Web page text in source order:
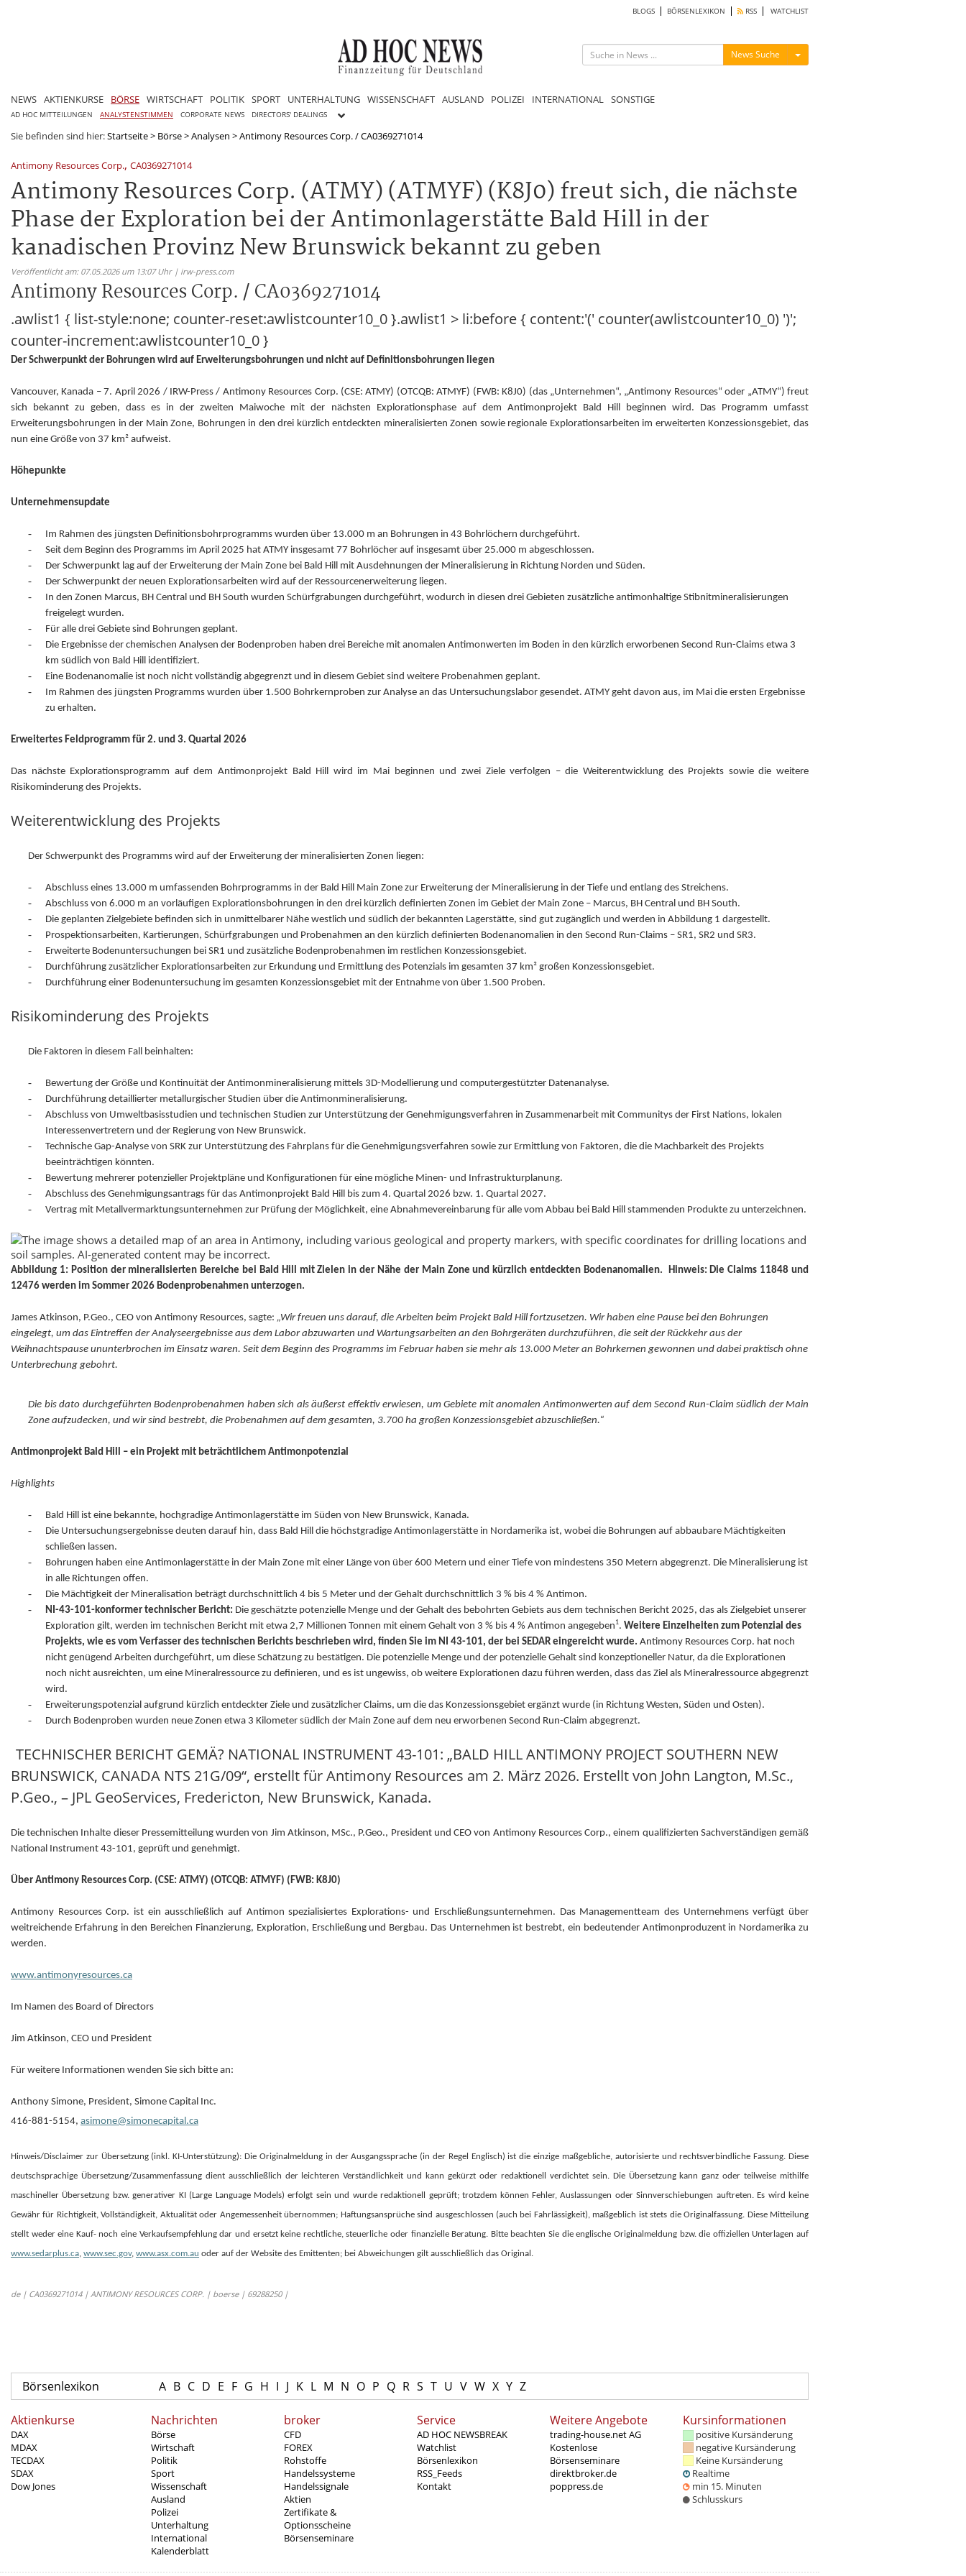
BLOGS BÖRSENLEXIKON RSS WATCHLIST
News Suche Menü ein-/ausblenden
NEWS AKTIENKURSE BÖRSE WIRTSCHAFT POLITIK SPORT UNTERHALTUNG WISSENSCHAFT AUSLAND POLIZEI INTERNATIONAL SONSTIGE
AD HOC MITTEILUNGEN ANALYSTENSTIMMEN CORPORATE NEWS DIRECTORS' DEALINGS
Sie befinden sind hier:Startseite> Börse>Analysen >Antimony Resources Corp. / CA0369271014
Antimony Resources Corp., CA0369271014
Antimony Resources Corp. (ATMY) (ATMYF) (K8J0) freut sich, die nächste
Phase der Exploration bei der Antimonlagerstätte Bald Hill in der
kanadischen Provinz New Brunswick bekannt zu geben
Veröffentlicht am: 07.05.2026 um 13:07 Uhr | irw-press.com
Antimony Resources Corp. / CA0369271014
.awlist1 { list-style:none; counter-reset:awlistcounter10_0 }.awlist1 > li:before { content:'(' counter(awlistcounter10_0) ')';
counter-increment:awlistcounter10_0 }
Der Schwerpunkt der Bohrungen wird auf Erweiterungsbohrungen und nicht auf Definitionsbohrungen liegen
Vancouver, Kanada – 7. April 2026 / IRW-Press / Antimony Resources Corp. (CSE: ATMY) (OTCQB: ATMYF) (FWB: K8J0) (das „Unternehmen“, „Antimony Resources“ oder „ATMY“) freut
sich bekannt zu geben, dass es in der zweiten Maiwoche mit der nächsten Explorationsphase auf dem Antimonprojekt Bald Hill beginnen wird. Das Programm umfasst
Erweiterungsbohrungen in der Main Zone, Bohrungen in den drei kürzlich entdeckten mineralisierten Zonen sowie regionale Explorationsarbeiten im erweiterten Konzessionsgebiet, das
nun eine Größe von 37 km² aufweist.
Höhepunkte
Unternehmensupdate
- Im Rahmen des jüngsten Definitionsbohrprogramms wurden über 13.000 m an Bohrungen in 43 Bohrlöchern durchgeführt.
- Seit dem Beginn des Programms im April 2025 hat ATMY insgesamt 77 Bohrlöcher auf insgesamt über 25.000 m abgeschlossen.
- Der Schwerpunkt lag auf der Erweiterung der Main Zone bei Bald Hill mit Ausdehnungen der Mineralisierung in Richtung Norden und Süden.
- Der Schwerpunkt der neuen Explorationsarbeiten wird auf der Ressourcenerweiterung liegen.
-
In den Zonen Marcus, BH Central und BH South wurden Schürfgrabungen durchgeführt, wodurch in diesen drei Gebieten zusätzliche antimonhaltige Stibnitmineralisierungen
freigelegt wurden.
- Für alle drei Gebiete sind Bohrungen geplant.
-
Die Ergebnisse der chemischen Analysen der Bodenproben haben drei Bereiche mit anomalen Antimonwerten im Boden in den kürzlich erworbenen Second Run-Claims etwa 3
km südlich von Bald Hill identifiziert.
- Eine Bodenanomalie ist noch nicht vollständig abgegrenzt und in diesem Gebiet sind weitere Probenahmen geplant.
-
Im Rahmen des jüngsten Programms wurden über 1.500 Bohrkernproben zur Analyse an das Untersuchungslabor gesendet. ATMY geht davon aus, im Mai die ersten Ergebnisse
zu erhalten.
Erweitertes Feldprogramm für 2. und 3. Quartal 2026
Das nächste Explorationsprogramm auf dem Antimonprojekt Bald Hill wird im Mai beginnen und zwei Ziele verfolgen – die Weiterentwicklung des Projekts sowie die weitere
Risikominderung des Projekts.
Weiterentwicklung des Projekts
Der Schwerpunkt des Programms wird auf der Erweiterung der mineralisierten Zonen liegen:
- Abschluss eines 13.000 m umfassenden Bohrprogramms in der Bald Hill Main Zone zur Erweiterung der Mineralisierung in der Tiefe und entlang des Streichens.
- Abschluss von 6.000 m an vorläufigen Explorationsbohrungen in den drei kürzlich definierten Zonen im Gebiet der Main Zone – Marcus, BH Central und BH South.
- Die geplanten Zielgebiete befinden sich in unmittelbarer Nähe westlich und südlich der bekannten Lagerstätte, sind gut zugänglich und werden in Abbildung 1 dargestellt.
- Prospektionsarbeiten, Kartierungen, Schürfgrabungen und Probenahmen an den kürzlich definierten Bodenanomalien in den Second Run-Claims – SR1, SR2 und SR3.
- Erweiterte Bodenuntersuchungen bei SR1 und zusätzliche Bodenprobenahmen im restlichen Konzessionsgebiet.
- Durchführung zusätzlicher Explorationsarbeiten zur Erkundung und Ermittlung des Potenzials im gesamten 37 km² großen Konzessionsgebiet.
- Durchführung einer Bodenuntersuchung im gesamten Konzessionsgebiet mit der Entnahme von über 1.500 Proben.
Risikominderung des Projekts
Die Faktoren in diesem Fall beinhalten:
- Bewertung der Größe und Kontinuität der Antimonmineralisierung mittels 3D-Modellierung und computergestützter Datenanalyse.
- Durchführung detaillierter metallurgischer Studien über die Antimonmineralisierung.
-
Abschluss von Umweltbasisstudien und technischen Studien zur Unterstützung der Genehmigungsverfahren in Zusammenarbeit mit Communitys der First Nations, lokalen
Interessenvertretern und der Regierung von New Brunswick.
-
Technische Gap-Analyse von SRK zur Unterstützung des Fahrplans für die Genehmigungsverfahren sowie zur Ermittlung von Faktoren, die die Machbarkeit des Projekts
beeinträchtigen könnten.
- Bewertung mehrerer potenzieller Projektpläne und Konfigurationen für eine mögliche Minen- und Infrastrukturplanung.
- Abschluss des Genehmigungsantrags für das Antimonprojekt Bald Hill bis zum 4. Quartal 2026 bzw. 1. Quartal 2027.
- Vertrag mit Metallvermarktungsunternehmen zur Prüfung der Möglichkeit, eine Abnahmevereinbarung für alle vom Abbau bei Bald Hill stammenden Produkte zu unterzeichnen.
Abbildung 1: Position der mineralisierten Bereiche bei Bald Hill mit Zielen in der Nähe der Main Zone und kürzlich entdeckten Bodenanomalien.
Hinweis: Die Claims 11848 und
12476 werden im Sommer 2026 Bodenprobenahmen unterzogen.
James Atkinson, P.Geo., CEO von Antimony Resources, sagte: „Wir freuen uns darauf, die Arbeiten beim Projekt Bald Hill fortzusetzen. Wir haben eine Pause bei den Bohrungen
eingelegt, um das Eintreffen der Analyseergebnisse aus dem Labor abzuwarten und Wartungsarbeiten an den Bohrgeräten durchzuführen, die seit der Rückkehr aus der
Weihnachtspause ununterbrochen im Einsatz waren. Seit dem Beginn des Programms im Februar haben sie mehr als 13.000 Meter an Bohrkernen gewonnen und dabei praktisch ohne
Unterbrechung gebohrt.
Die bis dato durchgeführten Bodenprobenahmen haben sich als äußerst effektiv erwiesen, um Gebiete mit anomalen Antimonwerten auf dem Second Run-Claim südlich der Main
Zone aufzudecken, und wir sind bestrebt, die Probenahmen auf dem gesamten, 3.700 ha großen Konzessionsgebiet abzuschließen.“
Antimonprojekt Bald Hill – ein Projekt mit beträchtlichem Antimonpotenzial
Highlights
- Bald Hill ist eine bekannte, hochgradige Antimonlagerstätte im Süden von New Brunswick, Kanada.
-
Die Untersuchungsergebnisse deuten darauf hin, dass Bald Hill die höchstgradige Antimonlagerstätte in Nordamerika ist, wobei die Bohrungen auf abbaubare Mächtigkeiten
schließen lassen.
-
Bohrungen haben eine Antimonlagerstätte in der Main Zone mit einer Länge von über 600 Metern und einer Tiefe von mindestens 350 Metern abgegrenzt. Die Mineralisierung ist
in alle Richtungen offen.
- Die Mächtigkeit der Mineralisation beträgt durchschnittlich 4 bis 5 Meter und der Gehalt durchschnittlich 3 % bis 4 % Antimon.
- NI-43-101-konformer technischer Bericht: Die geschätzte potenzielle Menge und der Gehalt des bebohrten Gebiets aus dem technischen Bericht 2025, das als Zielgebiet unserer
Exploration gilt, werden im technischen Bericht mit etwa 2,7 Millionen Tonnen mit einem Gehalt von 3 % bis 4 % Antimon angegeben 1 . Weitere Einzelheiten zum Potenzial des
Projekts, wie es vom Verfasser des technischen Berichts beschrieben wird, finden Sie im NI 43-101, der bei SEDAR eingereicht wurde. Antimony Resources Corp. hat noch
nicht genügend Arbeiten durchgeführt, um diese Schätzung zu bestätigen. Die potenzielle Menge und der potenzielle Gehalt sind konzeptioneller Natur, da die Explorationen
noch nicht ausreichten, um eine Mineralressource zu definieren, und es ist ungewiss, ob weitere Explorationen dazu führen werden, dass das Ziel als Mineralressource abgegrenzt
wird.
- Erweiterungspotenzial aufgrund kürzlich entdeckter Ziele und zusätzlicher Claims, um die das Konzessionsgebiet ergänzt wurde (in Richtung Westen, Süden und Osten).
- Durch Bodenproben wurden neue Zonen etwa 3 Kilometer südlich der Main Zone auf dem neu erworbenen Second Run-Claim abgegrenzt.
TECHNISCHER BERICHT GEMÄ? NATIONAL INSTRUMENT 43-101: „BALD HILL ANTIMONY PROJECT SOUTHERN NEW
BRUNSWICK, CANADA NTS 21G/09“, erstellt für Antimony Resources am 2. März 2026. Erstellt von John Langton, M.Sc.,
P.Geo., – JPL GeoServices, Fredericton, New Brunswick, Kanada.
Die technischen Inhalte dieser Pressemitteilung wurden von Jim Atkinson, MSc., P.Geo., President und CEO von Antimony Resources Corp., einem qualifizierten Sachverständigen gemäß
National Instrument 43-101, geprüft und genehmigt.
Über Antimony Resources Corp. (CSE: ATMY) (OTCQB: ATMYF) (FWB: K8J0)
Antimony Resources Corp. ist ein ausschließlich auf Antimon spezialisiertes Explorations- und Erschließungsunternehmen. Das Managementteam des Unternehmens verfügt über
weitreichende Erfahrung in den Bereichen Finanzierung, Exploration, Erschließung und Bergbau. Das Unternehmen ist bestrebt, ein bedeutender Antimonproduzent in Nordamerika zu
werden.
www.antimonyresources.ca
Im Namen des Board of Directors
Jim Atkinson, CEO und President
Für weitere Informationen wenden Sie sich bitte an:
Anthony Simone, President, Simone Capital Inc.
416-881-5154, asimone@simonecapital.ca
Hinweis/Disclaimer zur Übersetzung (inkl. KI-Unterstützung): Die Originalmeldung in der Ausgangssprache (in der Regel Englisch) ist die einzige maßgebliche, autorisierte und rechtsverbindliche Fassung. Diese
deutschsprachige Übersetzung/Zusammenfassung dient ausschließlich der leichteren Verständlichkeit und kann gekürzt oder redaktionell verdichtet sein. Die Übersetzung kann ganz oder teilweise mithilfe
maschineller Übersetzung bzw. generativer KI (Large Language Models) erfolgt sein und wurde redaktionell geprüft; trotzdem können Fehler, Auslassungen oder Sinnverschiebungen auftreten. Es wird keine
Gewähr für Richtigkeit, Vollständigkeit, Aktualität oder Angemessenheit übernommen; Haftungsansprüche sind ausgeschlossen (auch bei Fahrlässigkeit), maßgeblich ist stets die Originalfassung. Diese Mitteilung
stellt weder eine Kauf- noch eine Verkaufsempfehlung dar und ersetzt keine rechtliche, steuerliche oder finanzielle Beratung. Bitte beachten Sie die englische Originalmeldung bzw. die offiziellen Unterlagen auf
www.sedarplus.ca www.sec.gov, www.asx.com.au oder auf der Website des Emittenten; bei Abweichungen gilt ausschließlich das Original.
de | CA0369271014 | ANTIMONY RESOURCES CORP. | boerse | 69288250 |
Börsenlexikon A B C D E F G H I J K L M N O P Q R S T U V W X Y Z
Aktienkurse
DAX
MDAX
TECDAX
SDAX
Dow Jones
Nachrichten
Börse
Wirtschaft
Politik
Sport
Wissenschaft
Ausland
Polizei
Unterhaltung
International
Kalenderblatt
broker
CFD
FOREX
Rohstoffe
Handelssysteme
Handelssignale
Aktien
Zertifikate &
Optionsscheine
Börsenseminare
Service
AD HOC NEWSBREAK
Watchlist
Börsenlexikon
RSS_Feeds
Kontakt
Weitere Angebote
trading-house.net AG
Kostenlose
Börsenseminare
direktbroker.de
poppress.de
Kursinformationen
positive Kursänderung
negative Kursänderung
Keine Kursänderung
Realtime
min 15. Minuten
Schlusskurs